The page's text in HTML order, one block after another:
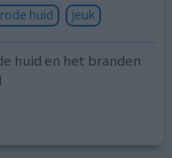
huid jeuk
huid en het branden